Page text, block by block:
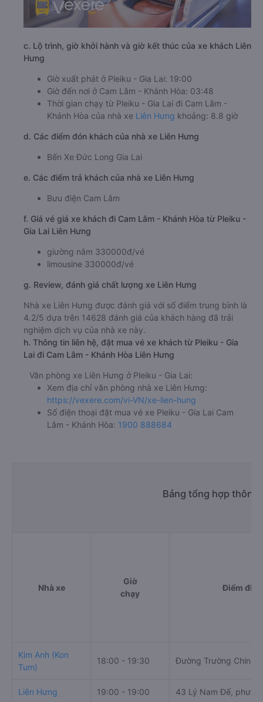
c. Lộ trình, giờ khởi hành và giờ kết thúc của xe khách Liên
Hưng
Giờ xuất phát ở Pleiku - Gia Lai: 19:00
Giờ đến nơi ở Cam Lâm - Khánh Hòa: 03:48
Thời gian chạy từ Pleiku - Gia Lai đi Cam Lâm -
Khánh Hòa của nhà xe Liên Hưng khoảng: 8.8 giờ
d. Các điểm đón khách của nhà xe Liên Hưng
Bến Xe Đức Long Gia Lai
e. Các điểm trả khách của nhà xe Liên Hưng
Bưu điện Cam Lâm
f. Giá vé giá xe khách đi Cam Lâm - Khánh Hòa từ Pleiku -
Gia Lai Liên Hưng
giường nằm 330000đ/vé
limousine 330000đ/vé
g. Review, đánh giá chất lượng xe Liên Hưng
Nhà xe Liên Hưng được đánh giá với số điểm trung bình là
4.2/5 dựa trên 14628 đánh giá của khách hàng đã trải
nghiệm dịch vụ của nhà xe này.
h. Thông tin liên hệ, đặt mua vé xe khách từ Pleiku - Gia
Lai đi Cam Lâm - Khánh Hòa Liên Hưng
Văn phòng xe Liên Hưng ở Pleiku - Gia Lai:
Xem địa chỉ văn phòng nhà xe Liên Hưng:
https://vexere.com/vi-VN/xe-lien-hung
Số điện thoại đặt mua vé xe Pleiku - Gia Lai Cam
Lâm - Khánh Hòa: 1900 888684
Bảng tổng hợp thông
Nhà xe
Giờ
chạy
Điểm đi
Kim Anh (Kon
Tum)
18:00 - 19:30 Đường Trường Chinh
Liên Hưng 19:00 - 19:00 43 Lý Nam Đế,